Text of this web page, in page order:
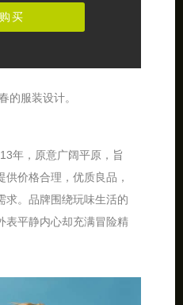
买
的服装设计。
年，原意广阔平原，旨
供价格合理，优质良品，
求。品牌围绕玩味生活的
表平静内心却充满冒险精